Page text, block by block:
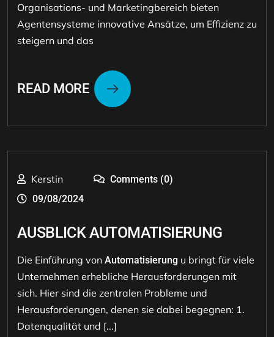
Organisations- und Marketingbereich bieten
Agentensysteme innovative Ansätze, um Effizienz zu
steigern und das
READ MORE
Kerstin
Comments (0)
09/08/2024
AUSBLICK AUTOMATISIERUNG
Die Einführung von Automatisierung u bringt für viele
Unternehmen erhebliche Herausforderungen mit
sich. Hier sind die zentralen Probleme und
Herausforderungen, denen sie dabei begegnen: 1.
Datenqualität und [...]